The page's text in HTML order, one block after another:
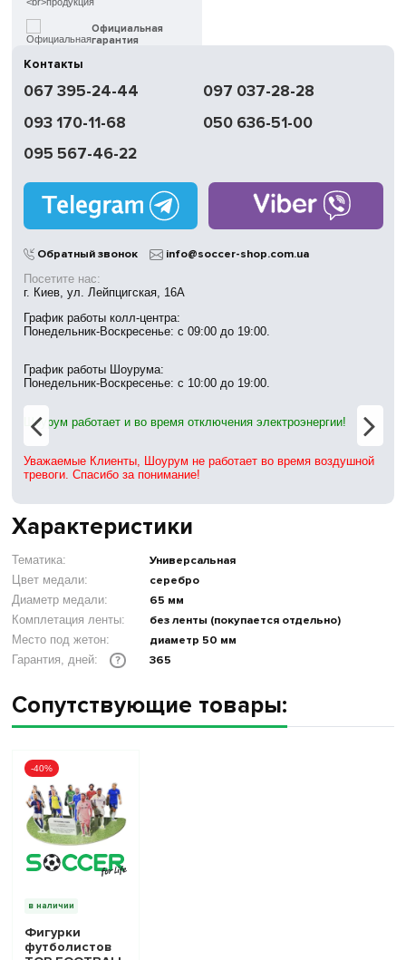
Официальная
гарантия
доставка
Обмен | Возвращение
без выходных
Магазины
в Киеве
Характеристики
Тематика: Универсальная
Цвет медали: серебро
Диаметр медали: 65 мм
Комплетация ленты: без ленты (покупается отдельно)
Место под жетон: диаметр 50 мм
Гарантия, дней: ? 365
Контакты
067 395-24-44
097 037-28-28
093 170-11-68
050 636-51-00
095 567-46-22
Обратный звонок info@soccer-shop.com.ua
Посетите нас:
г. Киев, ул. Лейпцигская, 16А
График работы колл-центра:
Понедельник-Воскресенье: с 09:00 до 19:00.
График работы Шоурума:
Понедельник-Воскресенье: с 10:00 до 19:00.
Шоурум работает и во время отключения электроэнергии!
Уважаемые Клиенты, Шоурум не работает во время воздушной
тревоги. Спасибо за понимание!
Сопутствующие товары:
-40%
в наличии
Фигурки
футболистов